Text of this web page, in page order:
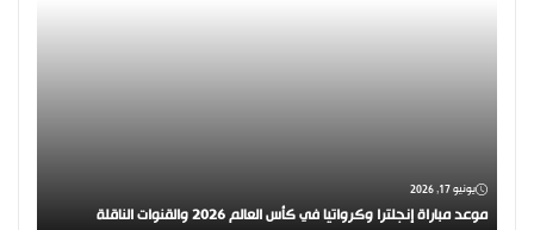
يونيو 17, 2026
موعد مباراة إنجلترا وكرواتيا في كأس العالم 2026 والقنوات الناقلة